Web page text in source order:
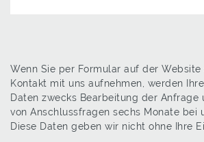
Wenn Sie per Formular auf der
Kontakt mit uns aufnehmen, werden
Daten zwecks Bearbeitung der Anfrage
von Anschlussfragen sechs Monate bei
Diese Daten geben wir nicht ohne Ihre